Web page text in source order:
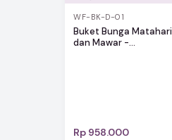
WF-BK-D-01
Buket Bunga Matahari
dan Mawar -...
Rp 958.000